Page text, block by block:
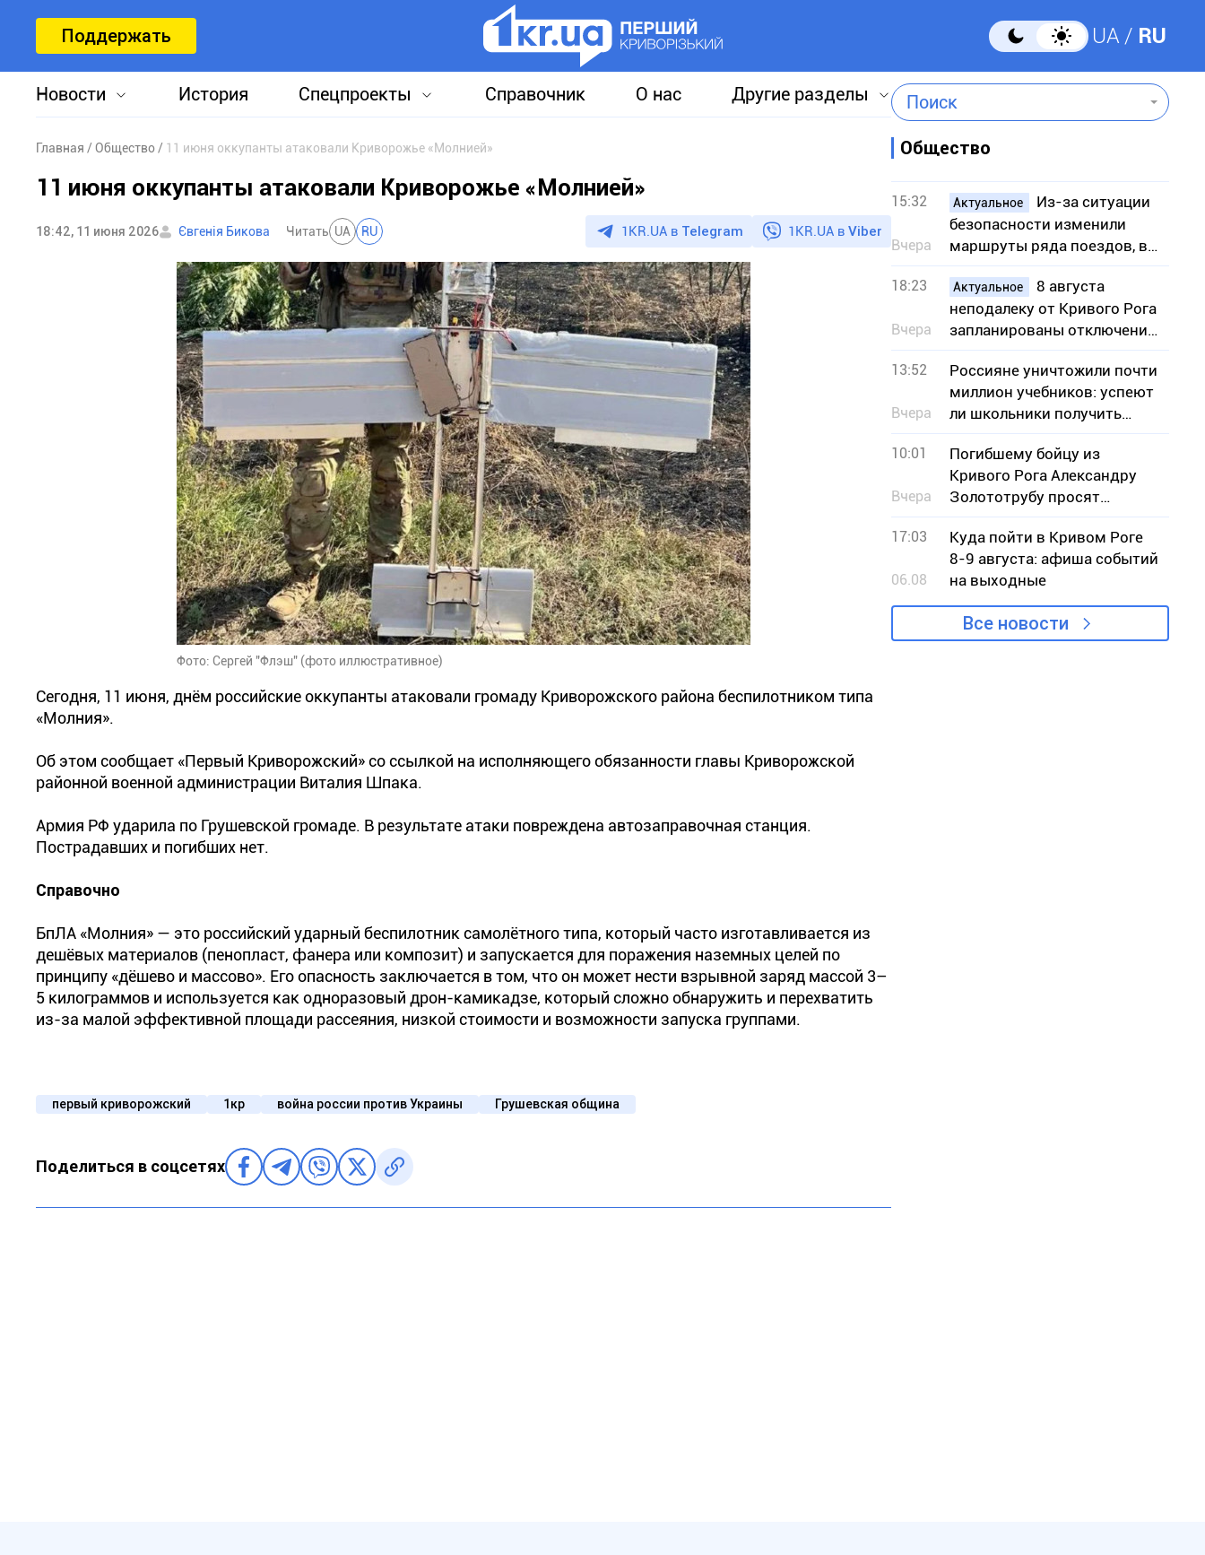
Поддержать UA RU
Новости История Спецпроекты Справочник О нас Другие разделы Поиск
Главная Общество 11 июня оккупанты атаковали Криворожье «Молнией»
11 июня оккупанты атаковали Криворожье «Молнией»
18:42, 11 июня 2026 Євгенія Бикова Читать UA RU 1KR.UA в Telegram 1KR.UA в Viber
Фото: Сергей "Флэш" (фото иллюстративное)
Сегодня, 11 июня, днём российские оккупанты атаковали громаду Криворожского района беспилотником типа
«Молния».
Об этом сообщает «Первый Криворожский» со ссылкой на исполняющего обязанности главы Криворожской
районной военной администрации Виталия Шпака.
Армия РФ ударила по Грушевской громаде. В результате атаки повреждена автозаправочная станция.
Пострадавших и погибших нет.
Справочно
БпЛА «Молния» — это российский ударный беспилотник самолётного типа, который часто изготавливается из
дешёвых материалов (пенопласт, фанера или композит) и запускается для поражения наземных целей по
принципу «дёшево и массово». Его опасность заключается в том, что он может нести взрывной заряд массой 3–
5 килограммов и используется как одноразовый дрон-камикадзе, который сложно обнаружить и перехватить
из-за малой эффективной площади рассеяния, низкой стоимости и возможности запуска группами.
первый криворожский 1кр война россии против Украины Грушевская община
Поделиться в соцсетях
Общество
15:32
Вчера
Актуальное
Из-за ситуации
безопасности изменили
маршруты ряда поездов, в
частности сообщением с
Кривым Рогом
18:23
Вчера
Актуальное
8 августа
неподалеку от Кривого Рога
запланированы отключения
света – адреса
13:52
Вчера
Россияне уничтожили почти
миллион учебников: успеют
ли школьники получить
книги к учебному году
10:01
Вчера
Погибшему бойцу из
Кривого Рога Александру
Золототрубу просят
присвоить звание Героя
Украины
17:03
06.08
Куда пойти в Кривом Роге
8-9 августа: афиша событий
на выходные
Все новости